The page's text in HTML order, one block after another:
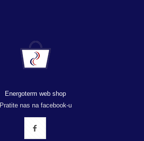
Energoterm web shop
Pratite nas na facebook-u